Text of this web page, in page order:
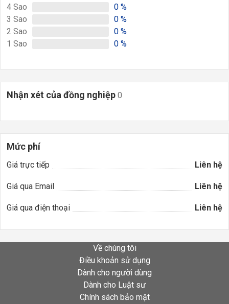
4 Sao 0 %
3 Sao 0 %
2 Sao 0 %
1 Sao 0 %
Nhận xét của đồng nghiệp 0
Mức phí
Giá trực tiếp Liên hệ
Giá qua Email Liên hệ
Giá qua điện thoại Liên hệ
Về chúng tôi
Điều khoản sử dụng
Dành cho người dùng
Dành cho Luật sư
Chính sách bảo mật